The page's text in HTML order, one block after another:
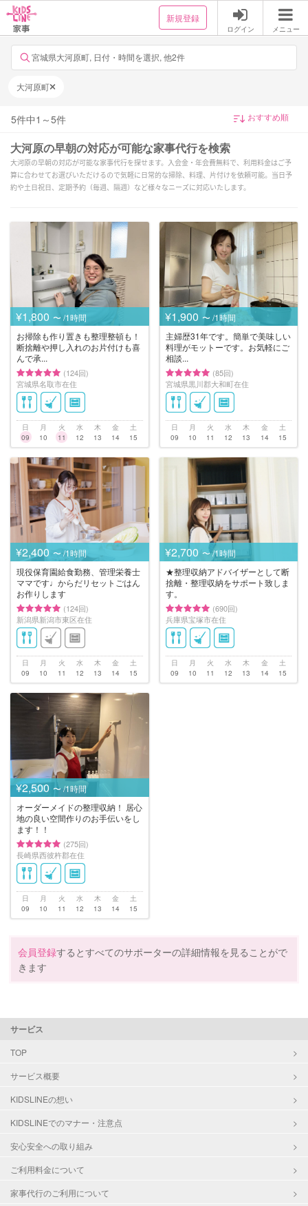
新規登録
ログイン メニュー
宮城県大河原町, 日付・時間を選択, 他2件
大河原町
5件中1 ～5件
大河原の早朝の対応が可能な家事代行を検索
大河原の早朝の対応が可能な家事代行を探せます。入会金・年会費無料で、利用料金はご予
算に合わせてお選びいただけるので気軽に日常的な掃除、料理、片付けを依頼可能。当日予
約や土日祝日、定期予約（毎週、隔週）など様々なニーズに対応いたします。
¥1,800 〜 /1時間
お掃除も作り置きも整理整頓も！
断捨離や押し入れのお片付けも喜
んで承...
(124回)
宮城県名取市在住
日
09
月
10
火
11
水
12
木
13
金
14
土
15
¥1,900 〜 /1時間
主婦歴31年です。簡単で美味しい
料理がモットーです。お気軽にご
相談...
(85回)
宮城県黒川郡大和町在住
日
09
月
10
火
11
水
12
木
13
金
14
土
15
¥2,400 〜 /1時間
現役保育園給食勤務、管理栄養士
ママです♩からだリセットごはん
お作りします
(124回)
新潟県新潟市東区在住
日
09
月
10
火
11
水
12
木
13
金
14
土
15
¥2,700 〜 /1時間
★整理収納アドバイザーとして断
捨離・整理収納をサポート致しま
す。
(690回)
兵庫県宝塚市在住
日
09
月
10
火
11
水
12
木
13
金
14
土
15
¥2,500 〜 /1時間
オーダーメイドの整理収納！ 居心
地の良い空間作りのお手伝いをし
ます！！
(275回)
長崎県西彼杵郡在住
日
09
月
10
火
11
水
12
木
13
金
14
土
15
会員登録するとすべてのサポーターの詳細情報を見ることがで
きます
サービス
TOP
サービス概要
KIDSLINEの想い
KIDSLINEでのマナー・注意点
安心安全への取り組み
ご利用料金について
家事代行のご利用について